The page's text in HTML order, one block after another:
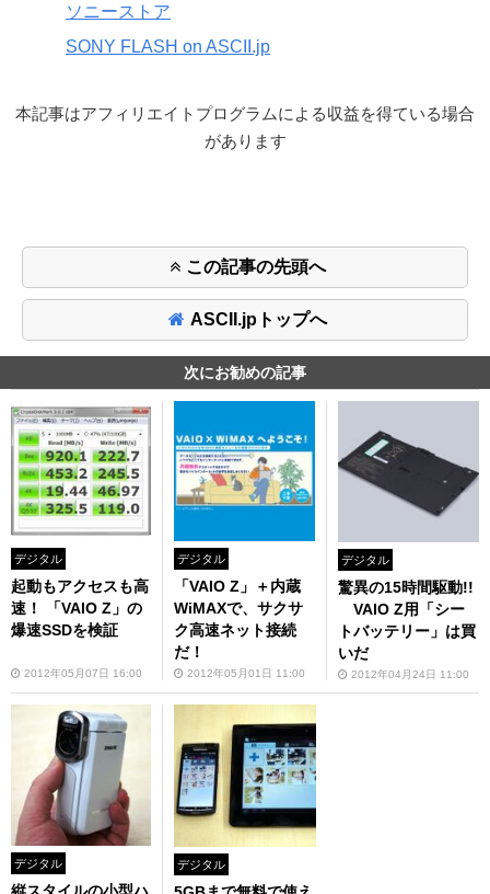
ソニーストア
SONY FLASH on ASCII.jp
本記事はアフィリエイトプログラムによる収益を得ている場合
があります
この記事の先頭へ
ASCII.jpトップへ
次にお勧めの記事
デジタル
起動もアクセスも高
速！ 「VAIO Z」の
爆速SSDを検証
2012年05月07日 16:00
デジタル
「VAIO Z」＋内蔵
WiMAXで、サクサ
ク高速ネット接続
だ！
2012年05月01日 11:00
デジタル
驚異の15時間駆動!!
VAIO Z用「シー
トバッテリー」は買
いだ
2012年04月24日 11:00
デジタル
縦スタイルの小型ハ
デジタル